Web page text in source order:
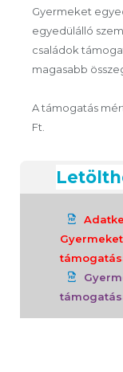
Gyermeket
egyedülálló
családok
magasabb
A támogatás
Ft.